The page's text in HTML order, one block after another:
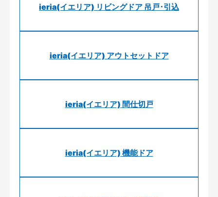
ieria(イエリア) リビングドア 吊戸･引込
ieria(イエリア) アウトセットドア
ieria(イエリア) 間仕切戸
ieria(イエリア) 機能ドア